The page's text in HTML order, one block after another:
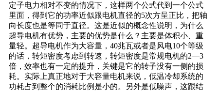
定子电力相对不变的情况下，这样两个公式代到一个公式
里面，得到它的功率近似跟电机直径的5次方呈正比，把轴
向长度也是等同于直径。这是近似的概念性说明，为什么
超导电机有优势，主要的优势是什么？主要是体积小、重
量轻。超导电机作为大容量，40兆瓦或者是风电10个等级
的话，转矩密度考虑到转速，转矩密度是常规电机的2—3
倍，效率也有一定的提升，关键是它的转子没有一侧的损
耗。实际上真正地对于大容量电机来说，低温冷却系统的
功耗占到整个的消耗比例是小的。另外是低噪声，这跟结